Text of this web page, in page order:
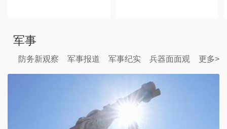
军事
防务新观察 军事报道 军事纪实 兵器面面观 更多>